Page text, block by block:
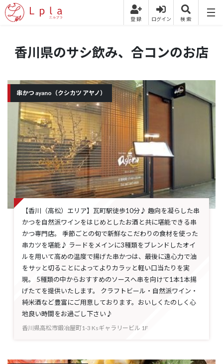
香川県のサシ飲み、合コンのお店
串かつ ayano（クシカツ アヤノ）
【香川（高松）エリア】瓦町駅徒歩10分♪ 趣向を凝らした串
かつを自然派ワインをはじめとしたお酒と共に堪能できる串
かつ専門店。 季節ごとの旬で新鮮なこだわりの食材を使った
串カツを堪能♪ ラードをメインに3種類をブレンドしたオイ
ルを用いて高めの温度で揚げた串かつは、最後に遠心力で油
をサッと切ることによってよりカラッと軽い口当たりを実
現。 5種類の中からおすすめのソースへ串を向けて1本1本揚
げたてを提供いたします。 クラフトビール・自然派ワイン・
純米酒など豊富にご用意しております。おいしくたのしく心
地良い時間をお過ごし下さい♪
香川県高松市鍛冶屋町1-3 Ksギャラリービル 1F